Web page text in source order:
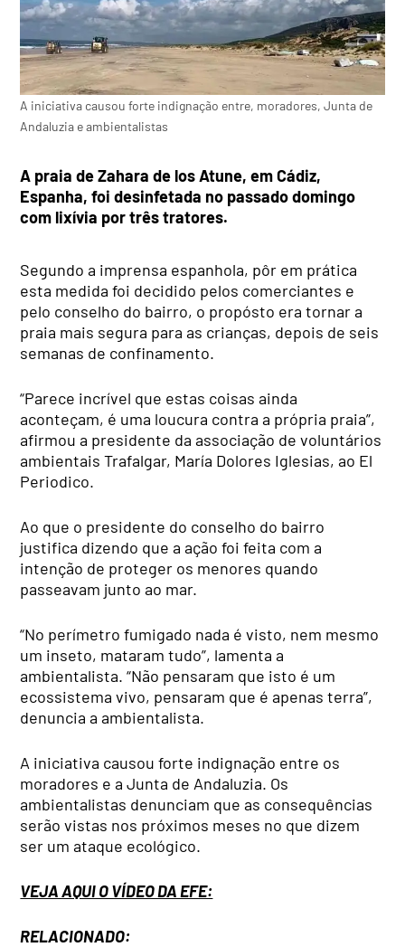
A iniciativa causou forte indignação entre, moradores, Junta de
Andaluzia e ambientalistas
A praia de Zahara de los Atune, em Cádiz,
Espanha, foi desinfetada no passado domingo
com lixívia por três tratores.
Segundo a imprensa espanhola, pôr em prática
esta medida foi decidido pelos comerciantes e
pelo conselho do bairro, o propósto era tornar a
praia mais segura para as crianças, depois de seis
semanas de confinamento.
“Parece incrível que estas coisas ainda
aconteçam, é uma loucura contra a própria praia”,
afirmou a presidente da associação de voluntários
ambientais Trafalgar, María Dolores Iglesias, ao El
Periodico.
Ao que o presidente do conselho do bairro
justifica dizendo que a ação foi feita com a
intenção de proteger os menores quando
passeavam junto ao mar.
“No perímetro fumigado nada é visto, nem mesmo
um inseto, mataram tudo”, lamenta a
ambientalista. “Não pensaram que isto é um
ecossistema vivo, pensaram que é apenas terra”,
denuncia a ambientalista.
A iniciativa causou forte indignação entre os
moradores e a Junta de Andaluzia. Os
ambientalistas denunciam que as consequências
serão vistas nos próximos meses no que dizem
ser um ataque ecológico.
VEJA AQUI O VÍDEO DA EFE:
RELACIONADO: